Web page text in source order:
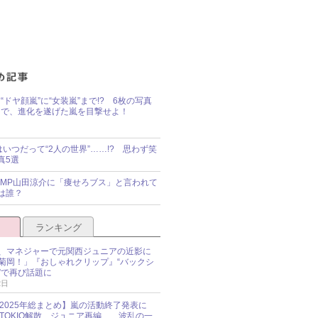
“ドヤ顔嵐”に“女装嵐”まで!? 6枚の写真
で、進化を遂げた嵐を目撃せよ！
いつだって“2人の世界”……!? 思わず笑
5選
山田涼介に「痩せろブス」と言われて
誰？
ランキング
マネジャーで元関西ジュニアの近影に
岡！」『おしゃれクリップ』“バックシ
再び話題に
年総まとめ】嵐の活動終了発表に
解散、ジュニア再編……波乱の一